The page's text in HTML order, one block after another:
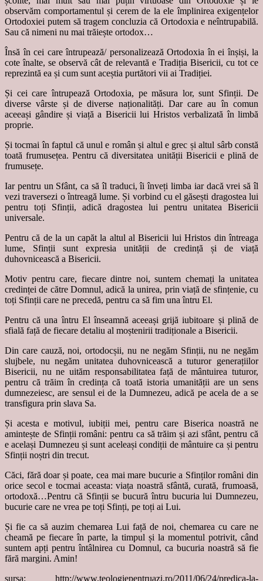
observăm comportamentul și cerem de la ele împlinirea exigențelor
Ortodoxiei putem să tragem concluzia că Ortodoxia e neîntrupabilă.
Sau că nimeni nu mai trăiește ortodox…
Însă în cei care întrupează/ personalizează Ortodoxia în ei înșiși, la
cote înalte, se observă cât de relevantă e Tradiția Bisericii, cu tot ce
reprezintă ea și cum sunt aceștia purtători vii ai Tradiției.
Și cei care întrupează Ortodoxia, pe măsura lor, sunt Sfinții. De
diverse vârste și de diverse naționalități. Dar care au în comun
aceeași gândire și viață a Bisericii lui Hristos verbalizată în limbă
proprie.
Și tocmai în faptul că unul e român și altul e grec și altul sârb constă
toată frumusețea. Pentru că diversitatea unității Bisericii e plină de
frumusețe.
Iar pentru un Sfânt, ca să îl traduci, îi înveți limba iar dacă vrei să îl
vezi traversezi o întreagă lume. Și vorbind cu el găsești dragostea lui
pentru toți Sfinții, adică dragostea lui pentru unitatea Bisericii
universale.
Pentru că de la un capăt la altul al Bisericii lui Hristos din întreaga
lume, Sfinții sunt expresia unității de credință și de viață
duhovnicească a Bisericii.
Motiv pentru care, fiecare dintre noi, suntem chemați la unitatea
credinței de către Domnul, adică la unirea, prin viață de sfințenie, cu
toți Sfinții care ne precedă, pentru ca să fim una întru El.
Pentru că una întru El înseamnă aceeași grijă iubitoare și plină de
sfială față de fiecare detaliu al moștenirii tradiționale a Bisericii.
Din care cauză, noi, ortodocșii, nu ne negăm Sfinții, nu ne negăm
slujbele, nu negăm unitatea duhovnicească a tuturor generațiilor
Bisericii, nu ne uităm responsabilitatea față de mântuirea tuturor,
pentru că trăim în credința că toată istoria umanității are un sens
dumnezeiesc, are sensul ei de la Dumnezeu, adică pe acela de a se
transfigura prin slava Sa.
Și acesta e motivul, iubiții mei, pentru care Biserica noastră ne
amintește de Sfinții români: pentru ca să trăim și azi sfânt, pentru că
e același Dumnezeu și sunt aceleași condiții de mântuire ca și pentru
Sfinții noștri din trecut.
Căci, fără doar și poate, cea mai mare bucurie a Sfinților români din
orice secol e tocmai aceasta: viața noastră sfântă, curată, frumoasă,
ortodoxă…Pentru că Sfinții se bucură întru bucuria lui Dumnezeu,
bucurie care ne vrea pe toți Sfinți, pe toți ai Lui.
Și fie ca să auzim chemarea Lui față de noi, chemarea cu care ne
cheamă pe fiecare în parte, la timpul și la momentul potrivit, când
suntem apți pentru întâlnirea cu Domnul, ca bucuria noastră să fie
fără margini. Amin!
sursa: http://www.teologiepentruazi.ro/2011/06/24/predica-la-